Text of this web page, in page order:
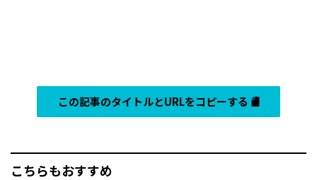
この記事のタイトルとURLをコピーする
こちらもおすすめ